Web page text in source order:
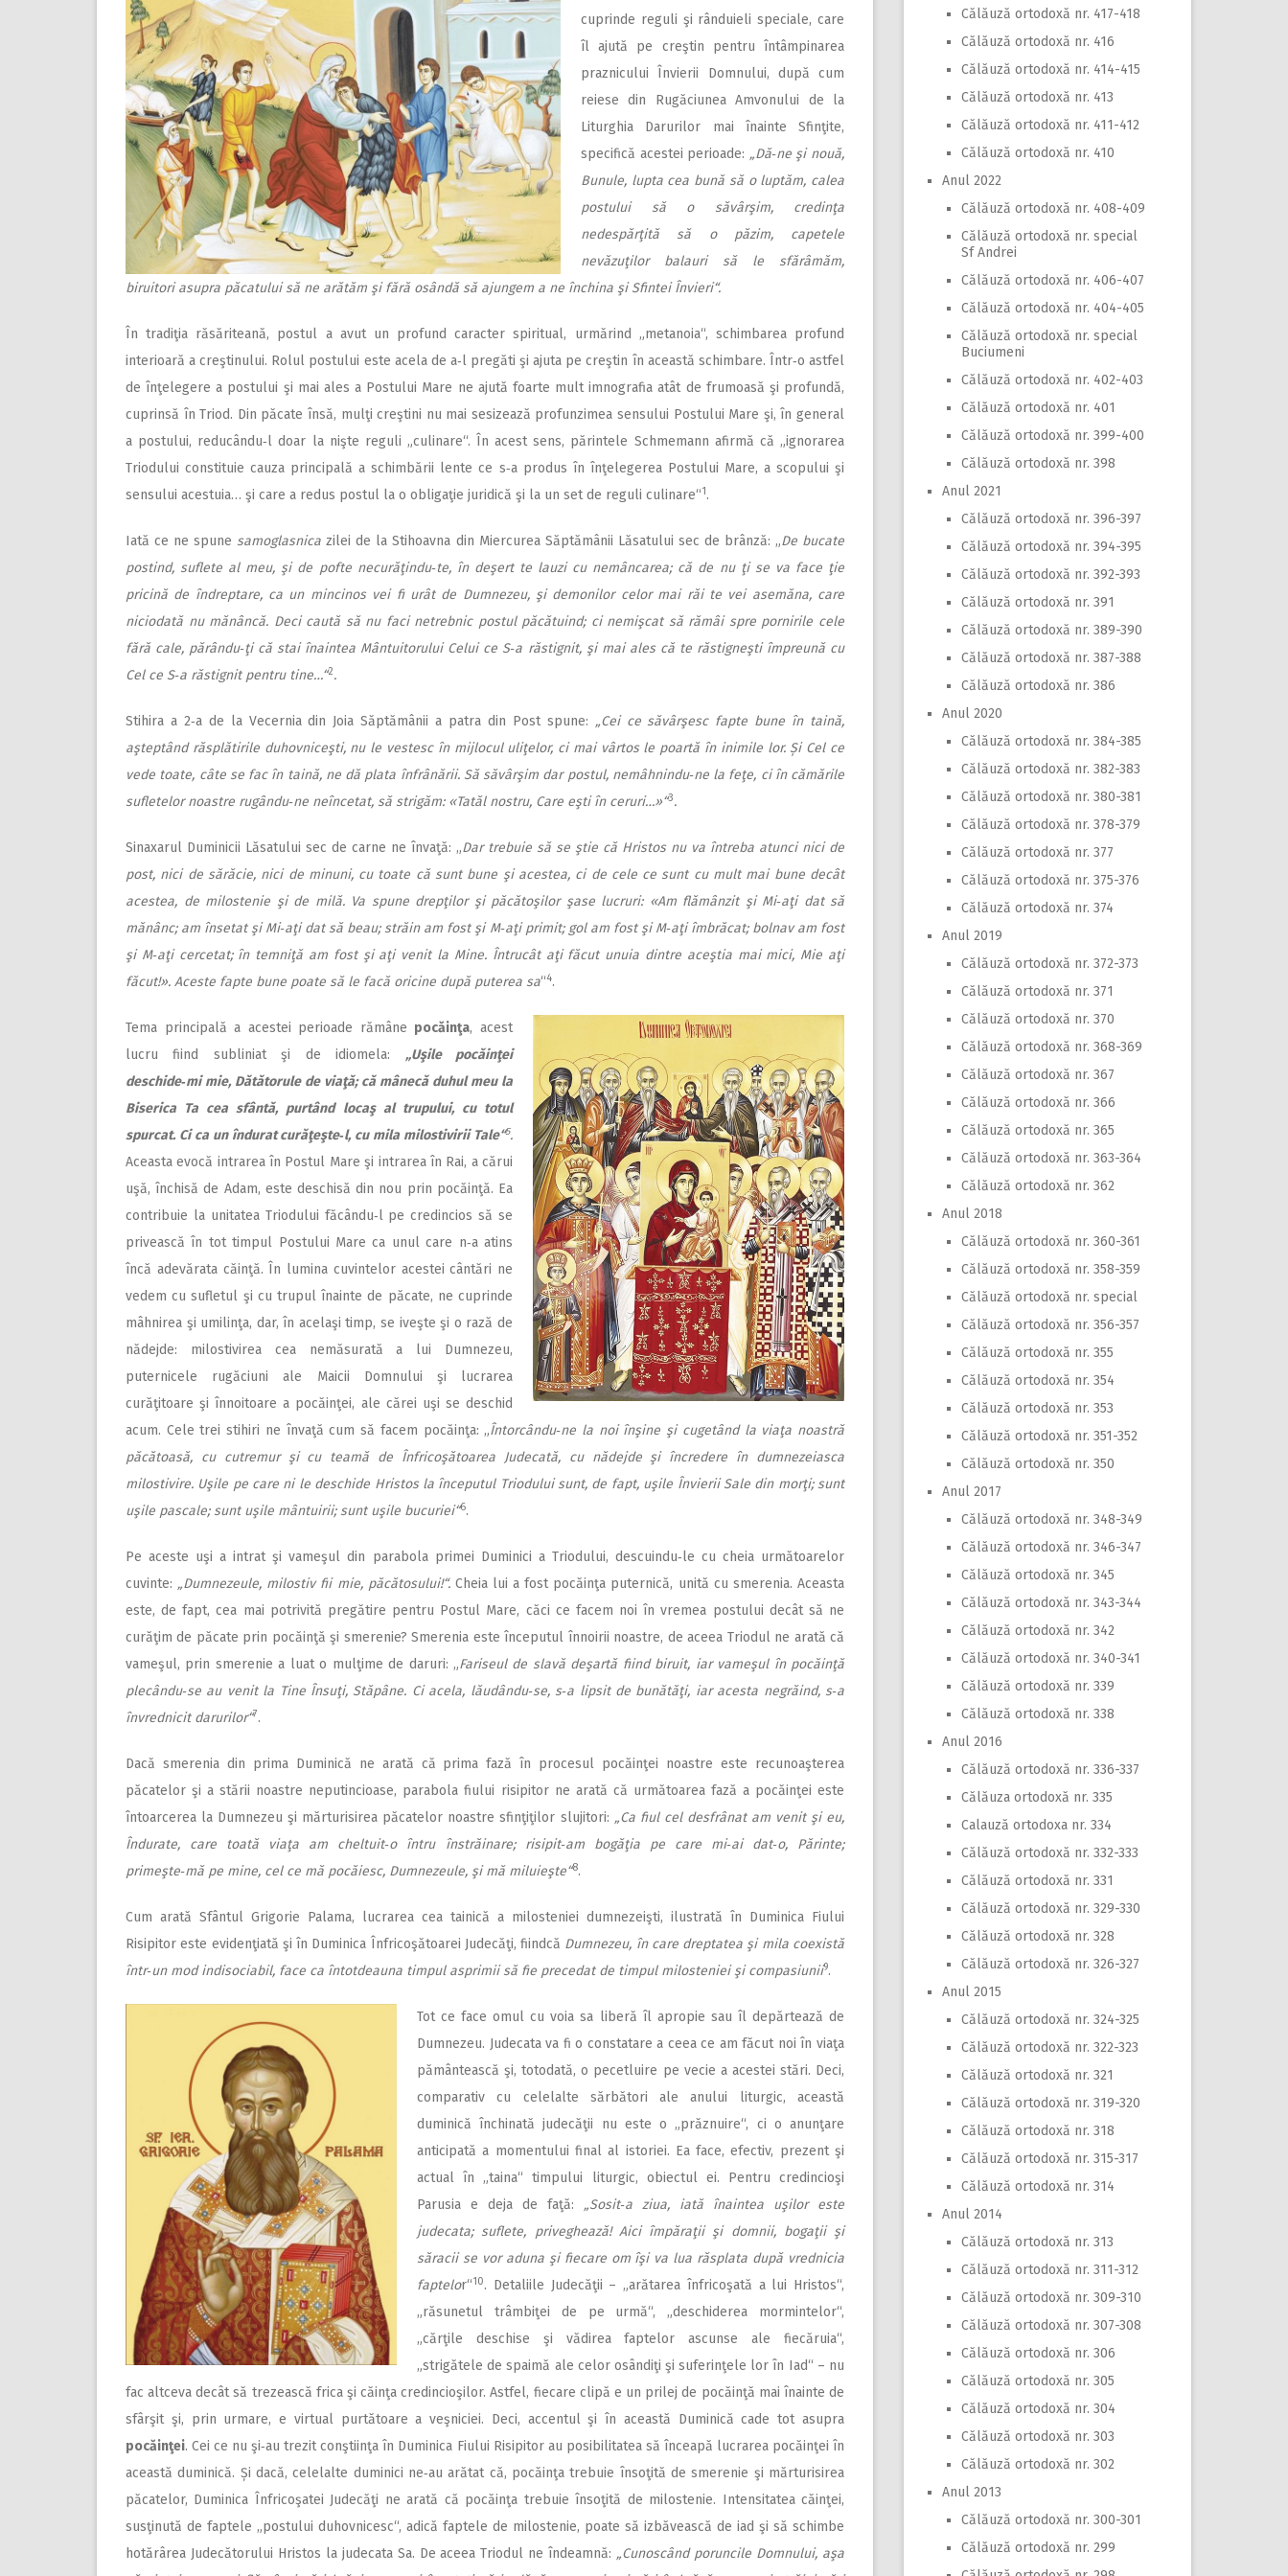
cuprinde reguli şi rânduieli speciale, care
îl ajută pe creştin pentru întâmpinarea
praznicu­lui Învierii Domnului, după cum
reiese din Rugăciunea Amvonului de la
Liturghia Darurilor mai înainte Sfinţite,
specifică acestei perioade: „Dă‑ne şi nouă,
Bunule, lupta cea bună să o luptăm, calea
postului să o săvârşim, credinţa
nedespărţită să o păzim, capetele
nevăzuţilor balauri să le sfărâmăm,
biruitori asupra păcatului să ne arătăm şi fără osândă să ajungem a ne închina şi Sfintei Învieri“.
În tradiţia răsăriteană, postul a avut un profund caracter spiritual, urmărind „metanoia“, schimbarea profund
interioară a creştinului. Rolul postului este acela de a‑l pregăti şi ajuta pe creştin în această schimbare. Într‑o astfel
de înţelegere a postului şi mai ales a Postului Mare ne ajută foarte mult imnografia atât de frumoasă şi profundă,
cuprinsă în Triod. Din păcate însă, mulţi creştini nu mai sesizează profunzimea sensului Postului Mare şi, în general
a postului, reducându‑l doar la nişte reguli „culinare“. În acest sens, părintele Schmemann afirmă că „ignorarea
Triodului constituie cauza principală a schimbării lente ce s‑a produs în înţelegerea Postului Mare, a scopului şi
sensului acestuia… şi care a redus postul la o obligaţie juridică şi la un set de reguli culinare“1.
Iată ce ne spune samoglasnica zilei de la Stihoavna din Miercurea Săptămânii Lăsatului sec de brânză: „De bucate
postind, suflete al meu, şi de pofte necurăţindu‑te, în deşert te lauzi cu nemâncarea; că de nu ţi se va face ţie
pricină de îndreptare, ca un mincinos vei fi urât de Dumnezeu, şi demonilor celor mai răi te vei asemăna, care
niciodată nu mănâncă. Deci caută să nu faci netrebnic postul păcătuind; ci nemişcat să rămâi spre pornirile cele
fără cale, părându‑ţi că stai înaintea Mântuitorului Celui ce S‑a răstignit, şi mai ales că te răstigneşti împreună cu
Cel ce S‑a răstignit pentru tine…“2.
Stihira a 2‑a de la Vecernia din Joia Săptămânii a patra din Post spune: „Cei ce săvârşesc fapte bune în taină,
aşteptând răsplătirile duhovniceşti, nu le vestesc în mijlocul uliţelor, ci mai vârtos le poartă în inimile lor. Și Cel ce
vede toate, câte se fac în taină, ne dă plata înfrânării. Să săvârşim dar postul, nemâhnindu‑ne la feţe, ci în cămările
sufletelor noastre rugându‑ne neîncetat, să strigăm: «Tatăl nostru, Care eşti în ceruri…»“3.
Sinaxarul Duminicii Lăsatului sec de carne ne învaţă: „Dar trebuie să se ştie că Hristos nu va întreba atunci nici de
post, nici de sărăcie, nici de minuni, cu toate că sunt bune şi acestea, ci de cele ce sunt cu mult mai bune decât
acestea, de milostenie şi de milă. Va spune drepţilor şi păcătoşilor şase lucruri: «Am flămânzit şi Mi‑aţi dat să
mănânc; am însetat şi Mi‑aţi dat să beau; străin am fost şi M‑aţi primit; gol am fost şi M‑aţi îmbrăcat; bolnav am fost
şi M‑aţi cercetat; în temniţă am fost şi aţi venit la Mine. Întrucât aţi făcut unuia dintre aceştia mai mici, Mie aţi
făcut!». Aceste fapte bune poate să le facă oricine după puterea sa“4.
Tema principală a acestei perioade rămâne pocăinţa, acest
lucru fiind subliniat şi de idiomela: „Uşile pocăinţei
deschide‑mi mie, Dătătorule de viaţă; că mânecă duhul meu la
Biserica Ta cea sfântă, purtând locaş al trupului, cu totul
spurcat. Ci ca un îndurat curăţeşte‑l, cu mila milostivirii Tale“5.
Aceasta evocă intrarea în Postul Mare şi intrarea în Rai, a cărui
uşă, închisă de Adam, este deschisă din nou prin pocăinţă. Ea
contribuie la unitatea Triodului făcându‑l pe credincios să se
privească în tot timpul Postului Mare ca unul care n‑a atins
încă adevărata căinţă. În lumina cuvintelor acestei cântări ne
vedem cu sufletul şi cu trupul înainte de păcate, ne cuprinde
mâhnirea şi umilinţa, dar, în acelaşi timp, se iveşte şi o rază de
nădejde: milostivirea cea nemăsurată a lui Dumnezeu,
puternicele rugăciuni ale Maicii Domnului şi lucrarea
curăţitoare şi înnoitoare a pocăinţei, ale cărei uşi se deschid
acum. Cele trei stihiri ne învaţă cum să facem pocăinţa: „Întorcându‑ne la noi înşine şi cugetând la viaţa noastră
păcătoasă, cu cutremur şi cu teamă de Înfricoşătoarea Judecată, cu nădejde şi încredere în dumnezeiasca
milostivire. Uşile pe care ni le deschide Hristos la începutul Triodului sunt, de fapt, uşile Învierii Sale din morţi; sunt
uşile pascale; sunt uşile mântuirii; sunt uşile bucuriei“6.
Pe aceste uşi a intrat şi vameşul din parabola primei Duminici a Triodului, descuindu‑le cu cheia următoarelor
cuvinte: „Dumnezeule, milostiv fii mie, păcătosului!“. Cheia lui a fost pocăinţa puter­nică, unită cu smerenia. Aceasta
este, de fapt, cea mai potrivită pregătire pentru Postul Mare, căci ce facem noi în vremea postului decât să ne
curăţim de păcate prin pocăinţă şi smerenie? Smerenia este începutul înnoirii noastre, de aceea Triodul ne arată că
vameşul, prin smerenie a luat o mulţime de daruri: „Fariseul de slavă deşartă fiind biruit, iar vameşul în pocăinţă
plecându‑se au venit la Tine Însuţi, Stăpâne. Ci acela, lăudându‑se, s‑a lipsit de bunătăţi, iar acesta negrăind, s‑a
învrednicit darurilor“7.
Dacă smerenia din prima Duminică ne arată că prima fază în procesul pocăinţei noastre este recunoaşterea
păcatelor şi a stării noastre neputincioase, parabola fiului risipitor ne arată că următoarea fază a pocăinţei este
întoarcerea la Dumnezeu şi mărturisirea păcatelor noastre sfinţiţilor slujitori: „Ca fiul cel desfrânat am venit şi eu,
Îndurate, care toată viaţa am cheltuit‑o întru înstrăinare; risipit‑am bogăţia pe care mi‑ai dat‑o, Părinte;
primeşte‑mă pe mine, cel ce mă pocăiesc, Dumnezeule, şi mă miluieşte“8.
Cum arată Sfântul Grigorie Palama, lucrarea cea tainică a milos­teniei dumnezeişti, ilustrată în Duminica Fiului
Risipitor este evidenţiată şi în Duminica În­fri­coşătoarei Judecăţi, fiindcă Dumnezeu, în care dreptatea şi mila coexistă
într‑un mod indisociabil, face ca întotdeauna timpul asprimii să fie precedat de timpul milosteniei şi compasiunii9.
Tot ce face omul cu voia sa liberă îl apropie sau îl depărtează de
Dumnezeu. Judecata va fi o constatare a ceea ce am făcut noi în viaţa
pământească şi, totodată, o pecetluire pe vecie a acestei stări. Deci,
comparativ cu celelalte sărbători ale anului liturgic, această
duminică închinată judecăţii nu este o „prăznuire“, ci o anunţare
anticipată a momentului final al istoriei. Ea face, efectiv, prezent şi
actual în „taina“ timpului liturgic, obiectul ei. Pentru credincioşi
Parusia e deja de faţă: „Sosit‑a ziua, iată înaintea uşilor este
judecata; suflete, priveghează! Aici împăraţii şi domnii, bogaţii şi
săracii se vor aduna şi fiecare om îşi va lua răsplata după vrednicia
faptelor“10. Detaliile Judecăţii – „arătarea înfricoşată a lui Hristos“,
„răsunetul trâmbiţei de pe urmă“, „deschiderea mor­mintelor“,
„cărţile des­­chise şi vădirea faptelor ascunse ale fiecăruia“,
„strigătele de spaimă ale celor osândiţi şi suferinţele lor în Iad“ – nu
fac altceva decât să trezească frica şi căinţa credincioşilor. Astfel, fiecare clipă e un prilej de pocăinţă mai înainte de
sfârşit şi, prin urmare, e virtual purtătoare a veşniciei. Deci, accentul şi în această Duminică cade tot asupra
pocăinţei. Cei ce nu şi‑au trezit conştiinţa în Duminica Fiului Risipitor au posibilitatea să înceapă lucrarea pocăinţei în
această duminică. Și dacă, celelalte duminici ne‑au arătat că, pocăinţa trebuie însoţită de smerenie şi mărturisirea
păcatelor, Duminica Înfricoşatei Judecăţi ne arată că pocăinţa trebuie însoţită de milostenie. Intensitatea căinţei,
susţinută de faptele „postului duhovnicesc“, adică faptele de milostenie, poate să izbăvească de iad şi să schimbe
hotărârea Judecătorului Hristos la judecata Sa. De aceea Triodul ne îndeamnă: „Cunoscând poruncile Domnului, aşa
Călăuză ortodoxă nr. 417-418
Călăuză ortodoxă nr. 416
Călăuză ortodoxă nr. 414-415
Călăuză ortodoxă nr. 413
Călăuză ortodoxă nr. 411-412
Călăuză ortodoxă nr. 410
Anul 2022
Călăuză ortodoxă nr. 408-409
Călăuză ortodoxă nr. special
Sf Andrei
Călăuză ortodoxă nr. 406-407
Călăuză ortodoxă nr. 404-405
Călăuză ortodoxă nr. special
Buciumeni
Călăuză ortodoxă nr. 402-403
Călăuză ortodoxă nr. 401
Călăuză ortodoxă nr. 399-400
Călăuză ortodoxă nr. 398
Anul 2021
Călăuză ortodoxă nr. 396-397
Călăuză ortodoxă nr. 394-395
Călăuză ortodoxă nr. 392-393
Călăuză ortodoxă nr. 391
Călăuză ortodoxă nr. 389-390
Călăuză ortodoxă nr. 387-388
Călăuză ortodoxă nr. 386
Anul 2020
Călăuză ortodoxă nr. 384-385
Călăuză ortodoxă nr. 382-383
Călăuză ortodoxă nr. 380-381
Călăuză ortodoxă nr. 378-379
Călăuză ortodoxă nr. 377
Călăuză ortodoxă nr. 375-376
Călăuză ortodoxă nr. 374
Anul 2019
Călăuză ortodoxă nr. 372-373
Călăuză ortodoxă nr. 371
Călăuză ortodoxă nr. 370
Călăuză ortodoxă nr. 368-369
Călăuză ortodoxă nr. 367
Călăuză ortodoxă nr. 366
Călăuză ortodoxă nr. 365
Călăuză ortodoxă nr. 363-364
Călăuză ortodoxă nr. 362
Anul 2018
Călăuză ortodoxă nr. 360-361
Călăuză ortodoxă nr. 358-359
Călăuză ortodoxă nr. special
Călăuză ortodoxă nr. 356-357
Călăuză ortodoxă nr. 355
Călăuză ortodoxă nr. 354
Călăuză ortodoxă nr. 353
Călăuză ortodoxă nr. 351-352
Călăuză ortodoxă nr. 350
Anul 2017
Călăuză ortodoxă nr. 348-349
Călăuză ortodoxă nr. 346-347
Călăuză ortodoxă nr. 345
Călăuză ortodoxă nr. 343-344
Călăuză ortodoxă nr. 342
Călăuză ortodoxă nr. 340-341
Călăuză ortodoxă nr. 339
Călăuză ortodoxă nr. 338
Anul 2016
Călăuză ortodoxă nr. 336-337
Călăuza ortodoxă nr. 335
Calauză ortodoxa nr. 334
Călăuză ortodoxă nr. 332-333
Călăuză ortodoxă nr. 331
Călăuză ortodoxă nr. 329-330
Călăuză ortodoxă nr. 328
Călăuză ortodoxă nr. 326-327
Anul 2015
Călăuză ortodoxă nr. 324-325
Călăuză ortodoxă nr. 322-323
Călăuză ortodoxă nr. 321
Călăuză ortodoxă nr. 319-320
Călăuză ortodoxă nr. 318
Călăuză ortodoxă nr. 315-317
Călăuză ortodoxă nr. 314
Anul 2014
Călăuză ortodoxă nr. 313
Călăuză ortodoxă nr. 311-312
Călăuză ortodoxă nr. 309-310
Călăuză ortodoxă nr. 307-308
Călăuză ortodoxă nr. 306
Călăuză ortodoxă nr. 305
Călăuză ortodoxă nr. 304
Călăuză ortodoxă nr. 303
Călăuză ortodoxă nr. 302
Anul 2013
Călăuză ortodoxă nr. 300-301
Călăuză ortodoxă nr. 299